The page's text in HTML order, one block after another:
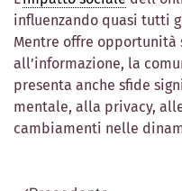
influenzando quasi tutti
Mentre offre opportunità
all’informazione, la
presenta anche sfide
mentale, alla privacy,
cambiamenti nelle